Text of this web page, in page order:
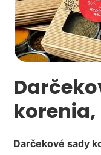
Darčekové sady